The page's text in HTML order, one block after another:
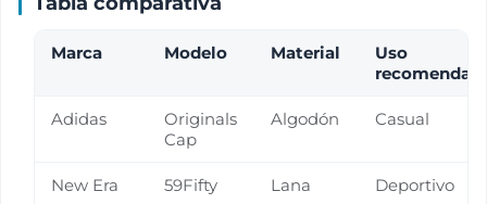
Marca Modelo Material
Uso
Adidas
Originals
Cap
Algodón Casual
New Era 59Fifty Lana Deportivo